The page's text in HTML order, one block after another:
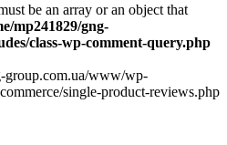
be an array or an object that
mp241829/gng-
class-wp-comment-query.php
group.com.ua/www/wp-
single-product-reviews.php